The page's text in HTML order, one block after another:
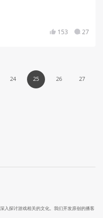
153 27
24 25 26 27
入探讨游戏相关的文化。我们开发原创的播客